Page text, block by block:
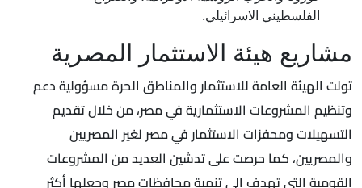
الفلسطيني الاسرائيلي.
مشاريع هيئة الاستثمار المصرية
تولت الهيئة العامة للاستثمار والمناطق الحرة مسؤولية دعم
وتنظيم المشروعات الاستثمارية في مصر، من خلال تقديم
التسهيلات ومحفزات الاستثمار في مصر لغير المصريين
والمصريين، كما حرصت على تدشين العديد من المشروعات
القومية التي تهدف إلى تنمية محافظات مصر وجعلها أكثر